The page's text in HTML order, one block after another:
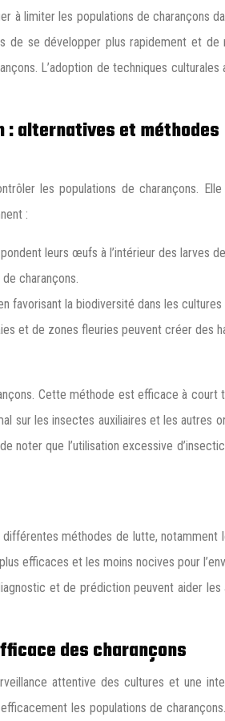
à limiter les populations de
se développer plus rapidement et
L’adoption de techniques
: alternatives et méthodes
les populations de charançons.
:
leurs œufs à l’intérieur des
charançons.
favorisant la biodiversité dans les
et de zones fleuries peuvent créer des
Cette méthode est efficace à
sur les insectes auxiliaires et les
noter que l’utilisation excessive
méthodes de lutte,
efficaces et les moins nocives pour
et de prédiction peuvent aider
des charançons
attentive des cultures et une
les populations de